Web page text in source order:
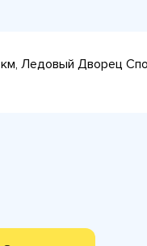
Ледовый Дворец